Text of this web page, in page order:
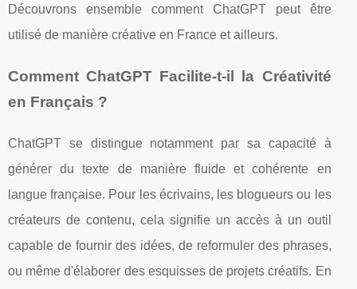
Découvrons ensemble comment ChatGPT peut être
utilisé de manière créative en France et ailleurs.
Comment ChatGPT Facilite-t-il la Créativité
en Français ?
ChatGPT se distingue notamment par sa capacité à
générer du texte de manière fluide et cohérente en
langue française. Pour les écrivains, les blogueurs ou les
créateurs de contenu, cela signifie un accès à un outil
capable de fournir des idées, de reformuler des phrases,
ou même d'élaborer des esquisses de projets créatifs. En